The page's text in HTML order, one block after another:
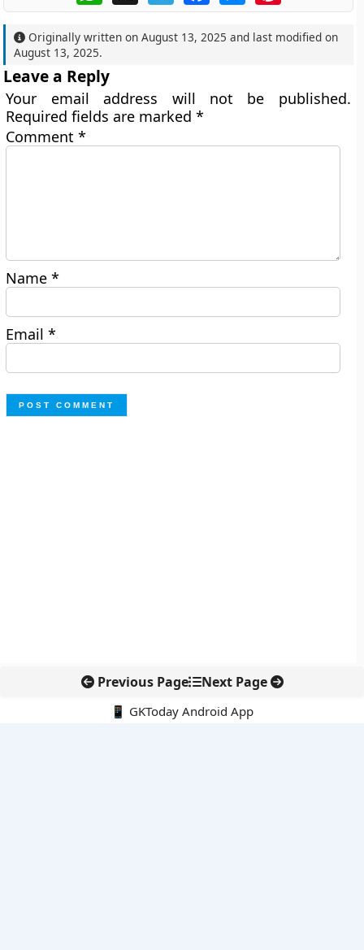
Originally written onAugust 13, 2025 and last modified on
August 13, 2025.
Leave a Reply
Your email address will not be published.
Required fields are marked*
Comment*
Name*
Email*
Previous Page Next Page
📱 GKToday Android App